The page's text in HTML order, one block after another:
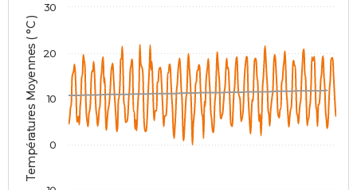
Alimentation
Guide de la santé
Maladies
Médicaments
Sommeil
VOYAGE
Destinations
City break
Voyage nature
Voyage de noces
Forum
Climat
PHOTO
GUIDES D'ACHAT
BONS PLANS
CARTE DE VOEUX
Carte de Noël
Carte Bonne année
Carte Saint-Valentin
Carte Pâques
Carte d'anniversaire
Températures Moyennes ( °C ) 0
10
20
30